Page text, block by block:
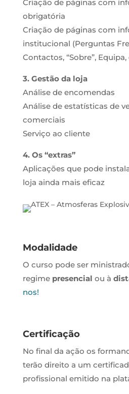
Criação de páginas com
obrigatória
Criação de páginas com
institucional (Perguntas
Contactos, “Sobre”, Equipa,
3. Gestão da loja
Análise de encomendas
Análise de estatísticas de
comerciais
Serviço ao cliente
4. Os “extras”
Aplicações que pode
loja ainda mais eficaz
Modalidade
O curso pode ser
regime presencial ou à
nos!
Certificação
No final da ação os
terão direito a um
profissional emitido na